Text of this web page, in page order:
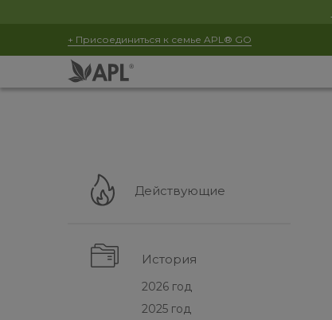
+ Присоединиться к семье APL® GO
Действующие
История
2026 год
2025 год